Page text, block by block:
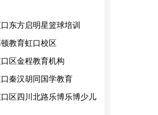
口东方启明星篮球培训
顿教育虹口校区
口区金程教育机构
口秦汉胡同国学教育
口区四川北路乐博乐博少儿